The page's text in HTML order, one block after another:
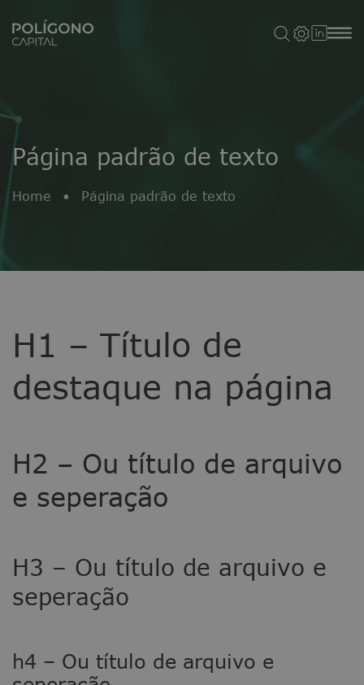
Página padrão de texto
Home • Página padrão de texto
H1 – Título de
destaque na página
H2 – Ou título de arquivo
e seperação
H3 – Ou título de arquivo e
seperação
h4 – Ou título de arquivo e